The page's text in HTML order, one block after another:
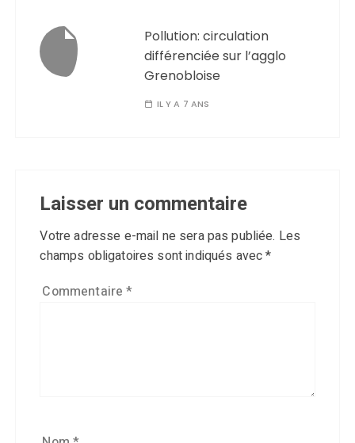
Pollution: circulation
différenciée sur l’agglo
Grenobloise
IL Y A 7 ANS
Laisser un commentaire
Votre adresse e-mail ne sera pas publiée. Les
champs obligatoires sont indiqués avec*
Commentaire*